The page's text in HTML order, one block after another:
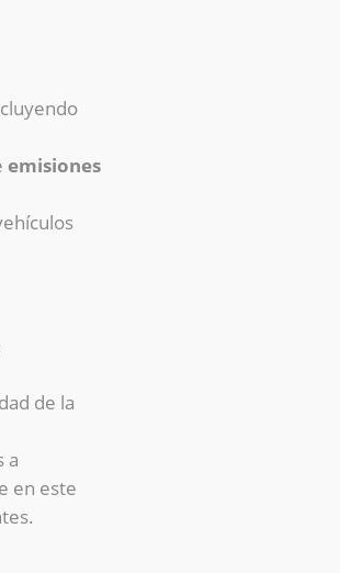
emisiones
de la
a
en este